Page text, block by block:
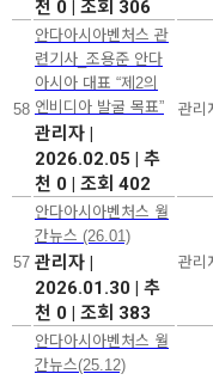
천 0 | 조회 306
58
안다아시아벤처스 관
련기사_조용준 안다
아시아 대표 “제2의
엔비디아 발굴 목표”
관리자 |
2026.02.05 | 추
천 0 | 조회 402
관리
57
안다아시아벤처스 월
간뉴스 (26.01)
관리자 |
2026.01.30 | 추
천 0 | 조회 383
관리
안다아시아벤처스 월
간뉴스(25.12)